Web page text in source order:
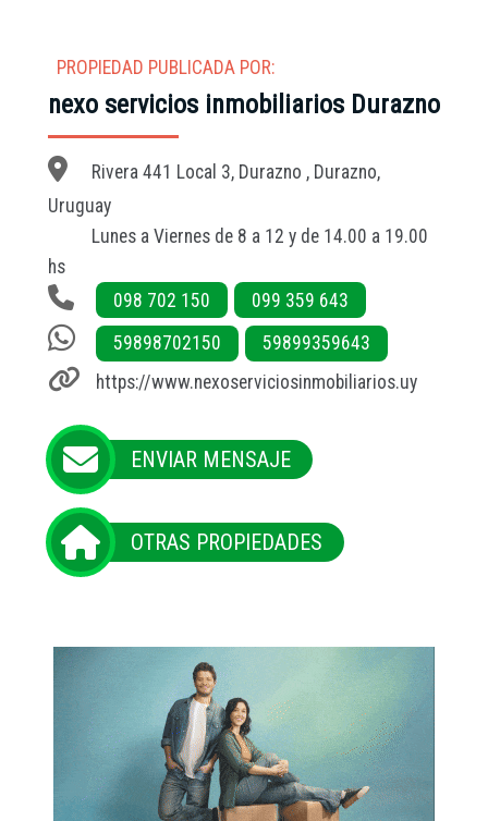
PROPIEDAD PUBLICADA POR:
nexo servicios inmobiliarios Durazno
Rivera 441 Local 3, Durazno , Durazno,
Uruguay
Lunes a Viernes de 8 a 12 y de 14.00 a 19.00
hs
098 702 150
099 359 643
59898702150
59899359643
https://www.nexoserviciosinmobiliarios.uy
ENVIAR MENSAJE
OTRAS PROPIEDADES